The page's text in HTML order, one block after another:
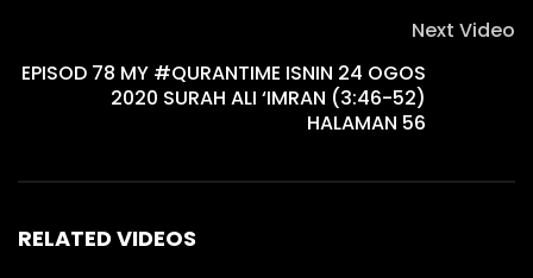
Next Video
EPISOD 78 MY #QURANTIME ISNIN 24 OGOS
2020 SURAH ALI ‘IMRAN (3:46-52)
HALAMAN 56
RELATED VIDEOS